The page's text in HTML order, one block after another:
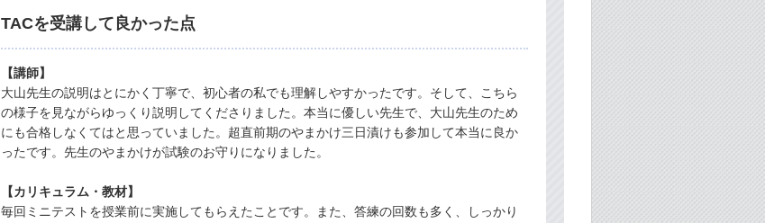
TACを受講して良かった点
【講師】
大山先生の説明はとにかく丁寧で、初心者の私でも理解しやすかったです。そして、こちら
の様子を見ながらゆっくり説明してくださりました。本当に優しい先生で、大山先生のため
にも合格しなくてはと思っていました。超直前期のやまかけ三日漬けも参加して本当に良か
ったです。先生のやまかけが試験のお守りになりました。
【カリキュラム・教材】
毎回ミニテストを授業前に実施してもらえたことです。また、答練の回数も多く、しっかり